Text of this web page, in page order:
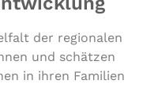
der regionalen
und schätzen
in ihren Familien